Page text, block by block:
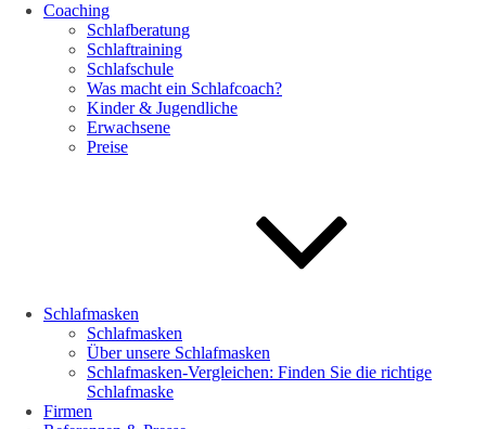
Coaching
Schlafberatung
Schlaftraining
Schlafschule
Was macht ein Schlafcoach?
Kinder & Jugendliche
Erwachsene
Preise
Schlafmasken
Schlafmasken
Über unsere Schlafmasken
Schlafmasken-Vergleichen: Finden Sie die richtige
Schlafmaske
Firmen